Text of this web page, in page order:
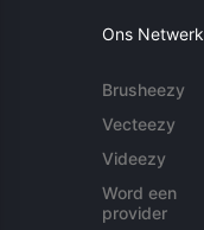
Ons Netwerk
Brusheezy
Vecteezy
Videezy
Word een
provider